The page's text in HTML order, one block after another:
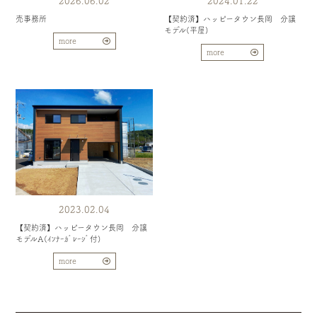
売事務所
more
【契約済】ハッピータウン長岡 分譲
モデル(平屋)
more
2023.02.04
【契約済】ハッピータウン長岡 分譲
モデルA(ｲﾝﾅｰｶﾞﾚｰｼﾞ付)
more